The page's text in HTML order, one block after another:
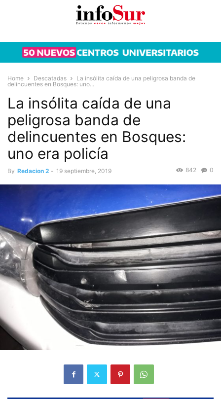
Home Descatadas
La insólita caída de una peligrosa banda de
delincuentes en Bosques: uno...
La insólita caída de una
peligrosa banda de
delincuentes en Bosques:
uno era policía
By Redacion 2 - 19 septiembre, 2019 0
842